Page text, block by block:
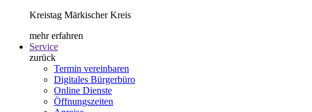
Kreistag Märkischer Kreis
mehr erfahren
Service
zurück
Termin vereinbaren
Digitales Bürgerbüro
Online Dienste
Öffnungszeiten